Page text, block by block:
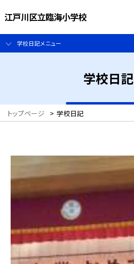
江戸川区立臨海小学校
学校日記メニュー
学校日記
トップページ > 学校日記